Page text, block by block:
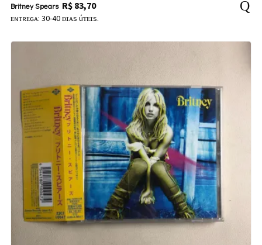
Britney Spears R$83,70
ᴇɴᴛʀᴇɢᴀ: 30-40 ᴅɪᴀs úᴛᴇɪs.